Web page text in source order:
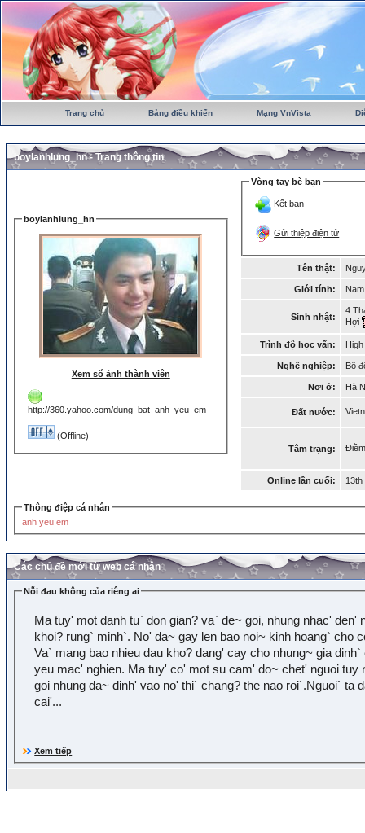
Trang chủ Bảng điều khiển Mạng VnVista
boylanhlung_hn - Trang thông tin
boylanhlung_hn
Xem sổ ảnh thành viên
http://360.yahoo.com/dung_bat_anh_yeu_em
(Offline)
Vòng tay bè bạn
Kết bạn
Gửi thiệp điện tử
Tên thật:
Giới tính:
Sinh nhật:
4
Hợi
Trình độ học vấn:
Nghề nghiệp: Bộ
Nơi ở: Hà
Đất nước:
Tâm trạng:
Online lần cuối: 13th
Thông điệp cá nhân
anh yeu em
Các chủ đề mới từ web cá nhân
Nỗi đau không của riêng ai
Ma tuy' mot danh tu` don gian? va` de~ goi, nhung nhac' den'
khoi? rung` minh`. No' da~ gay len bao noi~ kinh hoang` cho
Va` mang bao nhieu dau kho? dang' cay cho nhung~ gia
yeu mac' nghien. Ma tuy' co' mot su cam' do~ chet' nguoi tuy
goi nhung da~ dinh' vao no' thi` chang? the nao roi`.Nguoi` ta
cai'...
Xem tiếp